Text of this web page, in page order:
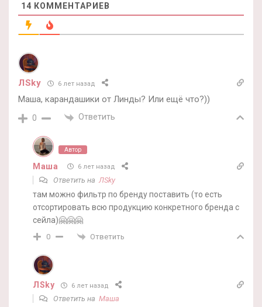
14 КОММЕНТАРИЕВ
ЛSky 6 лет назад
Маша, карандашики от Линды? Или ещё что?))
0 Ответить
Автор
Маша 6 лет назад
Ответить на ЛSky
там можно фильтр по бренду поставить (то есть
отсортировать всю продукцию конкретного бренда с
сейла)🤗🤗🤗
0 Ответить
ЛSky 6 лет назад
Ответить на Маша